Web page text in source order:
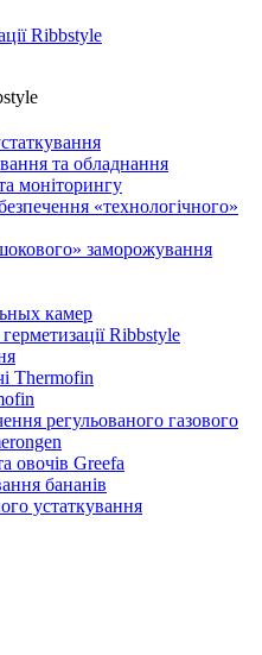
Ribbstyle
та обладнання
моніторингу
«технологічного»
заморожування
камер
Ribbstyle
Thermofin
регульованого газового
овочів Greefa
бананів
устаткування